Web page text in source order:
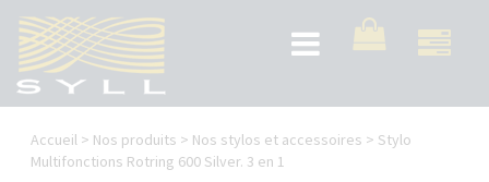
contenu
principal
Toggle
navigation
Vous
êtes
Accueil > Nos produits > Nos stylos et accessoires > Stylo
Multifonctions Rotring 600 Silver. 3 en 1